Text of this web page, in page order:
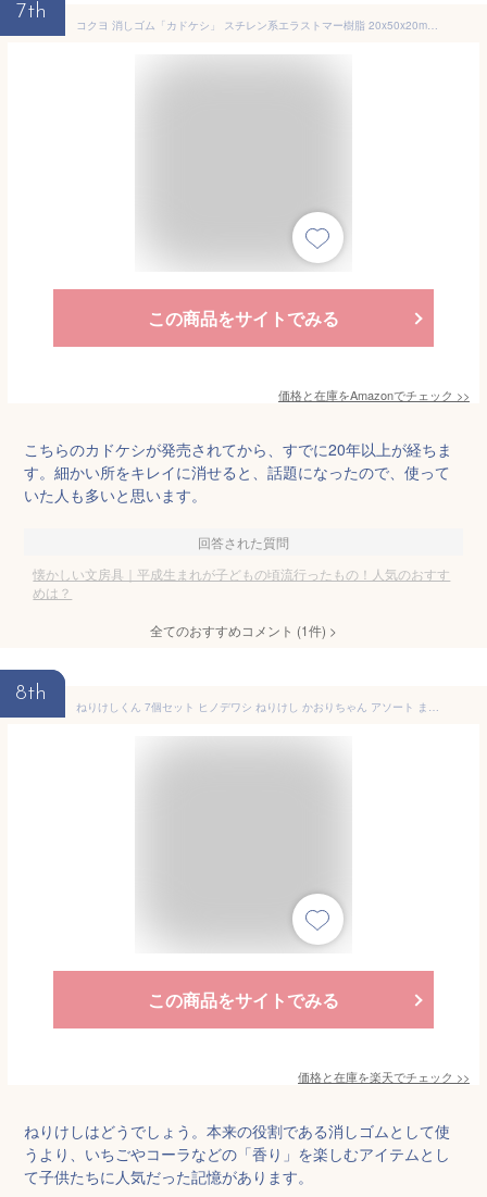
7th
コクヨ 消しゴム「カドケシ」 スチレン系エラストマー樹脂 20x50x20mm [ケシ-U700N] 2個セット
この商品をサイトでみる
価格と在庫をAmazonでチェック >>
こちらのカドケシが発売されてから、すでに20年以上が経ちま
す。細かい所をキレイに消せると、話題になったので、使って
いた人も多いと思います。
回答された質問
懐かしい文房具｜平成生まれが子どもの頃流行ったもの！人気のおすす
めは？
全てのおすすめコメント (1件) >
8th
ねりけしくん 7個セット ヒノデワシ ねりけし かおりちゃん アソート まぜねり いちご マスカット カスタード モンブラン コーラ まとめ買い AB1-N CD2-N ASS-N OLA-N
この商品をサイトでみる
価格と在庫を楽天でチェック >>
ねりけしはどうでしょう。本来の役割である消しゴムとして使
うより、いちごやコーラなどの「香り」を楽しむアイテムとし
て子供たちに人気だった記憶があります。